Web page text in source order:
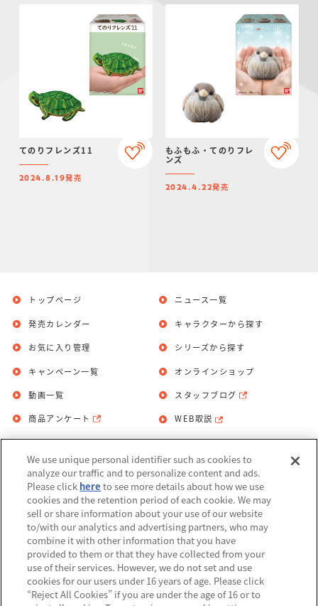
てのりフレンズ11
2024.8.19発売
もふもふ・てのりフレ
ンズ
2024.4.22発売
トップページ
発売カレンダー
お気に入り管理
ニュース一覧
キャラクターから探す
シリーズから探す
キャンペーン一覧
動画一覧
商品アンケート
オンラインショップ
スタッフブログ
WEB取説
お問い合わせ 個人情報保護方針
利用規約
Do Not Sell or Share My Personal
Information
アレルギー情報
We use unique personal identifier such as cookies to
analyze our traffic and to personalize content and ads.
Please click here to see more details about how we use
cookies and the retention period of each cookie. We may
sell or share information about your use of our website
to/with our analytics and advertising partners, who may
combine it with other information that you have
provided to them or that they have collected from your
use of their services. However, we do not set and use
cookies for our users under 16 years of age. Please click
“Reject All Cookies” if you are under the age of 16 or to